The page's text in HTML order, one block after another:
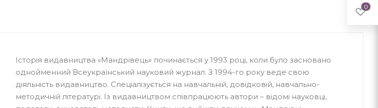
Історія видавництва «Мандрівець» починається у 1993 році, коли було засновано
однойменний Всеукраїнський науковий журнал. З 1994-го року веде свою
діяльність видавництво. Спеціалізується на навчальній, довідковій, навчально-
методичній літературі. Із видавництвом співпрацюють автори – відомі науковці,
0